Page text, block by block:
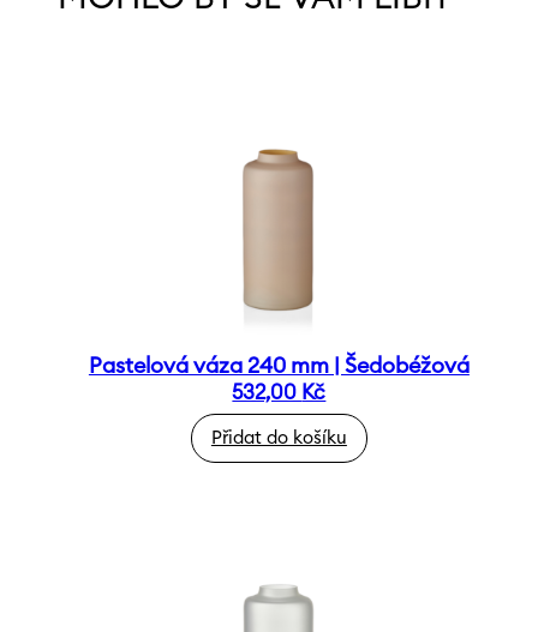
Pastelová váza 240 mm | Šedobéžová
532,00 Kč
Přidat do košíku